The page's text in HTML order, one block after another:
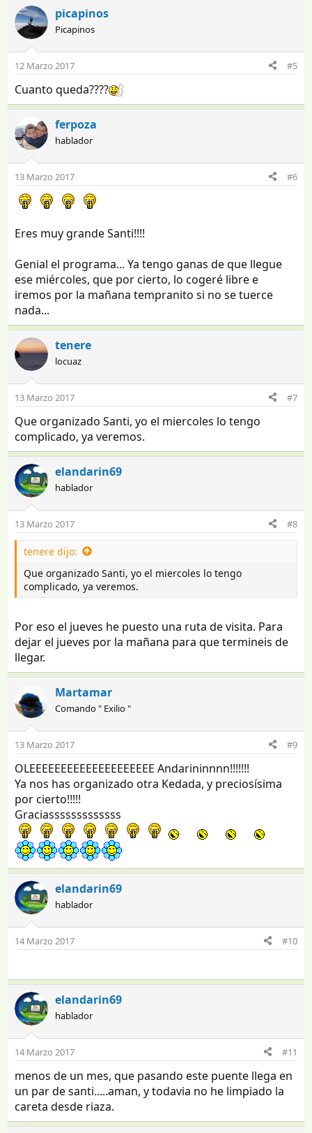
picapinos
Picapinos
12 Marzo 2017 #5
Cuanto queda????
ferpoza
hablador
13 Marzo 2017 #6
Eres muy grande Santi!!!!
Genial el programa... Ya tengo ganas de que llegue
ese miércoles, que por cierto, lo cogeré libre e
iremos por la mañana tempranito si no se tuerce
nada...
tenere
locuaz
13 Marzo 2017 #7
Que organizado Santi, yo el miercoles lo tengo
complicado, ya veremos.
elandarin69
hablador
13 Marzo 2017 #8
tenere dijo:
Que organizado Santi, yo el miercoles lo tengo
complicado, ya veremos.
Por eso el jueves he puesto una ruta de visita. Para
dejar el jueves por la mañana para que termineis de
llegar.
Martamar
Comando " Exilio "
13 Marzo 2017 #9
OLEEEEEEEEEEEEEEEEEEEE Andarininnnn!!!!!!!
Ya nos has organizado otra Kedada, y preciosísima
por cierto!!!!!
Graciasssssssssssss
elandarin69
hablador
14 Marzo 2017 #10
elandarin69
hablador
14 Marzo 2017 #11
menos de un mes, que pasando este puente llega en
un par de santi.....aman, y todavia no he limpiado la
careta desde riaza.